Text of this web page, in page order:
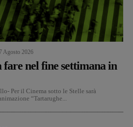
7 Agosto 2026
fare nel fine settimana in
Per il Cinema sotto le Stelle sarà
“Tartarughe...